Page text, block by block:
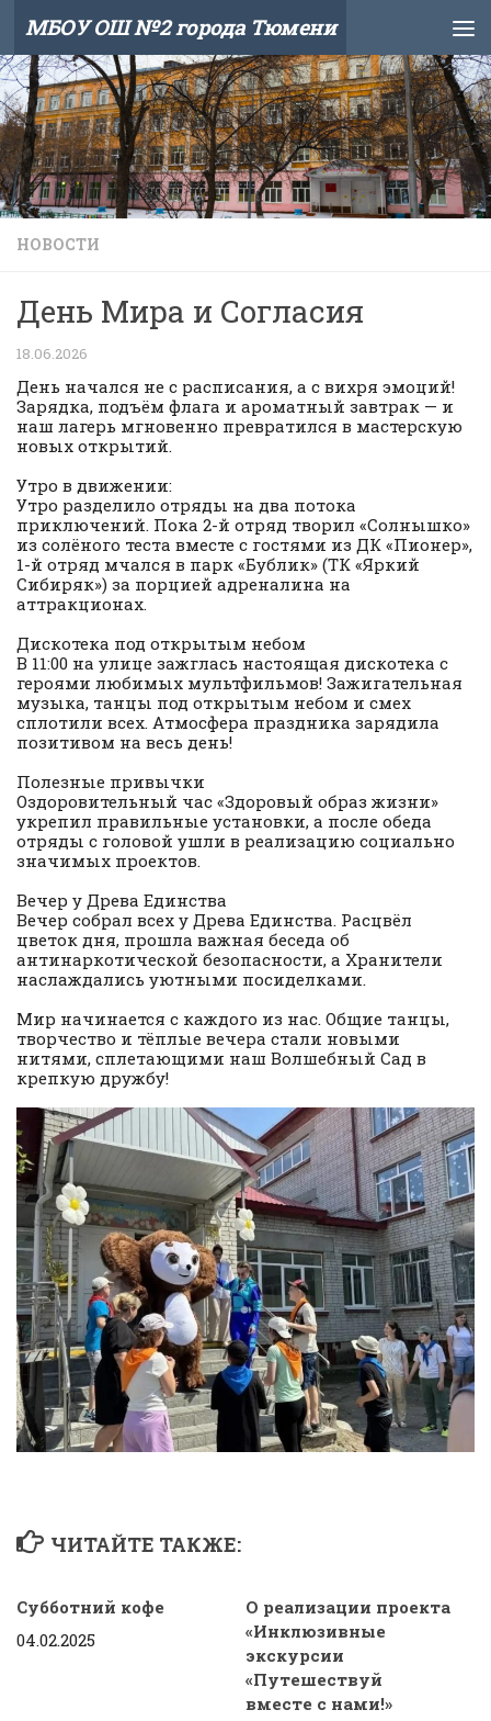
Skip to content
МБОУ ОШ №2 города Тюмени
НОВОСТИ
День Мира и Согласия
18.06.2026
День начался не с расписания, а с вихря эмоций!
Зарядка, подъём флага и ароматный завтрак — и
наш лагерь мгновенно превратился в мастерскую
новых открытий.
Утро в движении:
Утро разделило отряды на два потока
приключений. Пока 2-й отряд творил «Солнышко»
из солёного теста вместе с гостями из ДК «Пионер»,
1-й отряд мчался в парк «Бублик» (ТК «Яркий
Сибиряк») за порцией адреналина на
аттракционах.
Дискотека под открытым небом
В 11:00 на улице зажглась настоящая дискотека с
героями любимых мультфильмов! Зажигательная
музыка, танцы под открытым небом и смех
сплотили всех. Атмосфера праздника зарядила
позитивом на весь день!
Полезные привычки
Оздоровительный час «Здоровый образ жизни»
укрепил правильные установки, а после обеда
отряды с головой ушли в реализацию социально
значимых проектов.
Вечер у Древа Единства
Вечер собрал всех у Древа Единства. Расцвёл
цветок дня, прошла важная беседа об
антинаркотической безопасности, а Хранители
наслаждались уютными посиделками.
Мир начинается с каждого из нас. Общие танцы,
творчество и тёплые вечера стали новыми
нитями, сплетающими наш Волшебный Сад в
крепкую дружбу!
ЧИТАЙТЕ ТАКЖЕ:
Субботний кофе
04.02.2025
О реализации проекта
«Инклюзивные
экскурсии
«Путешествуй
вместе с нами!»